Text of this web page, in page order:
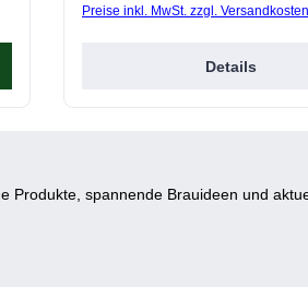
Preise inkl. MwSt. zzgl. Versandkosten
Details
spannende Brauideen und